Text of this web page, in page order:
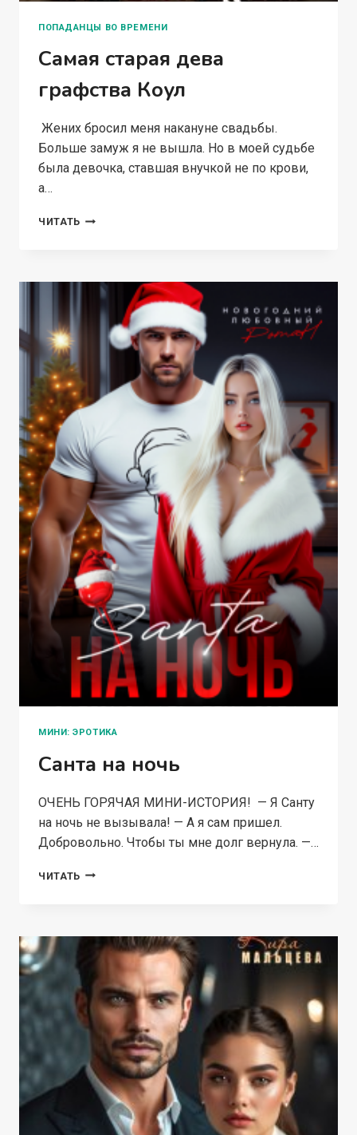
ПОПАДАНЦЫ ВО ВРЕМЕНИ
Самая старая дева
графства Коул
Жених бросил меня накануне свадьбы.
Больше замуж я не вышла. Но в моей судьбе
была девочка, ставшая внучкой не по крови,
а…
ЧИТАТЬ САМАЯ
КОУЛ
МИНИ: ЭРОТИКА
Санта на ночь
ОЧЕНЬ ГОРЯЧАЯ МИНИ-ИСТОРИЯ! — Я Санту
на ночь не вызывала! — А я сам пришел.
Добровольно. Чтобы ты мне долг вернула. —…
ЧИТАТЬ САНТА